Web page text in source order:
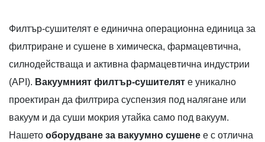
Филтър-сушителят е единична операционна единица за
филтриране и сушене в химическа, фармацевтична,
силнодействаща и активна фармацевтична индустрии
(API). Вакуумният филтър-сушителят е уникално
проектиран да филтрира суспензия под налягане или
вакуум и да суши мокрия утайка само под вакуум.
Нашето оборудване за вакуумно сушене е с отлична